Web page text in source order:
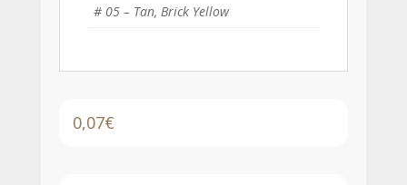
# 05 – Tan, Brick Yellow
0,07€